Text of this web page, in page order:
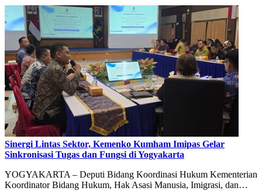
Sinergi Lintas Sektor, Kemenko Kumham Imipas Gelar
Sinkronisasi Tugas dan Fungsi di Yogyakarta
YOGYAKARTA – Deputi Bidang Koordinasi Hukum Kementerian
Koordinator Bidang Hukum, Hak Asasi Manusia, Imigrasi, dan…